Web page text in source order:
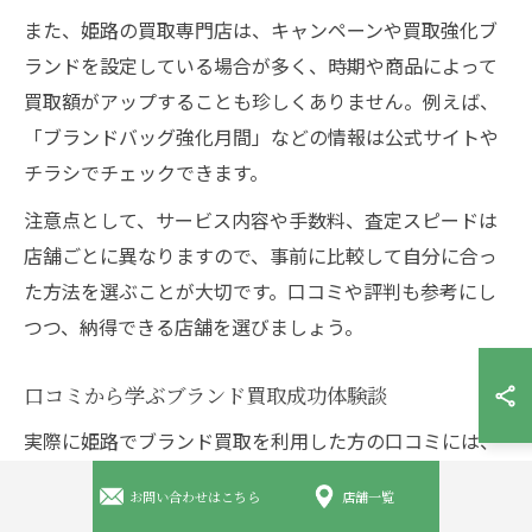
また、姫路の買取専門店は、キャンペーンや買取強化ブ
ランドを設定している場合が多く、時期や商品によって
買取額がアップすることも珍しくありません。例えば、
「ブランドバッグ強化月間」などの情報は公式サイトや
チラシでチェックできます。
注意点として、サービス内容や手数料、査定スピードは
店舗ごとに異なりますので、事前に比較して自分に合っ
た方法を選ぶことが大切です。口コミや評判も参考にし
つつ、納得できる店舗を選びましょう。
口コミから学ぶブランド買取成功体験談
実際に姫路でブランド買取を利用した方の口コミには、
で安心できた」などの成功体験が多く見られます。こう
お問い合わせはこちら 店舗一覧